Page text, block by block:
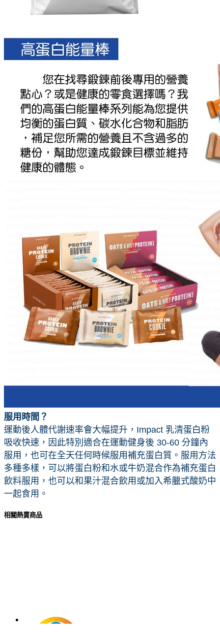
服用時間？
運動後人體代謝速率會大幅提升，Impact 乳清蛋白粉
吸收快速，因此特別適合在運動健身後 30-60 分鐘內
服用，也可在全天任何時候服用補充蛋白質。服用方法
多種多樣，可以將蛋白粉和水或牛奶混合作為補充蛋白
飲料服用，也可以和果汁混合飲用或加入希臘式酸奶中
一起食用。
相關熱賣商品